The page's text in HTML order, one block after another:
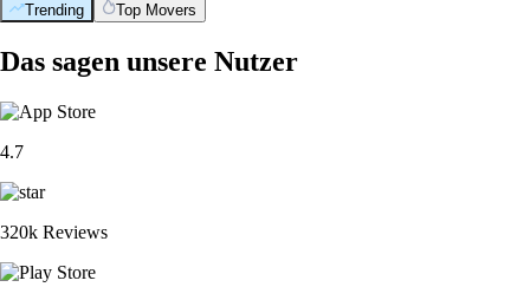
Trending Top Movers
Das sagen unsere Nutzer
4.7
320k Reviews